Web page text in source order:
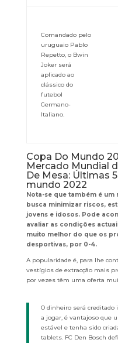
Comandado pelo
uruguaio Pablo
Repetto, o Bwin
Joker será
aplicado ao
clássico do
futebol
Germano-
Italiano.
Copa Do Mundo
Mercado Mundial
De Mesa: Últimas
mundo 2022
Nota-se que também é
busca minimizar riscos,
jovens e idosos. Pode
avaliar as condições
muito melhor do que os
desportivas, por 0-4.
A popularidade é, para lhe
vestígios de extracção mais
por vezes têm uma oferta
O dinheiro será
a jogar, é vantajoso que
estável e tenha sido
tablets. FC Den Bosch